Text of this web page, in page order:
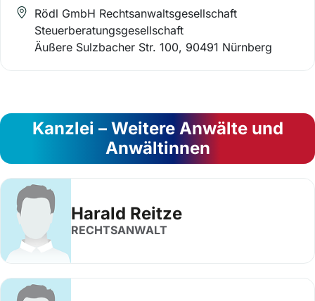
Rödl GmbH Rechtsanwaltsgesellschaft
Steuerberatungsgesellschaft
Äußere Sulzbacher Str. 100, 90491 Nürnberg
Kanzlei – Weitere Anwälte und
Anwältinnen
Harald Reitze
RECHTSANWALT